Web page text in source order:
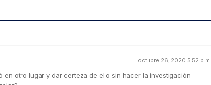
octubre 26, 2020 5:52 p.m.
en otro lugar y dar certeza de ello sin hacer la investigación